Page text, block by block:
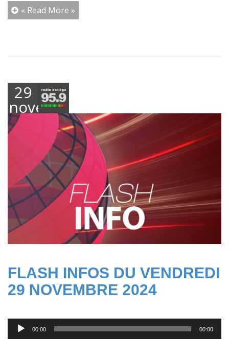
« Read More »
29
novembre
2024
FLASH INFOS DU VENDREDI
29 NOVEMBRE 2024
Lecteur
audio
00:00 00:00